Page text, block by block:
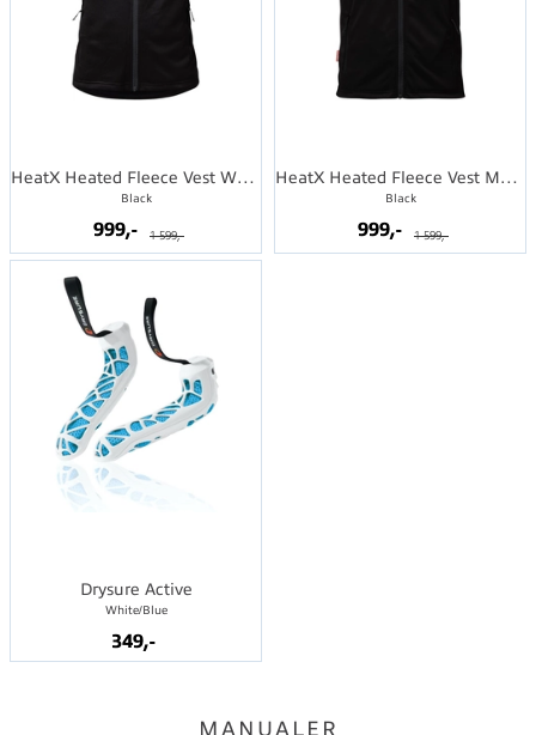
HeatX Heated Fleece Vest Womens
Black
999,- 1 599,-
HeatX Heated Fleece Vest Mens
Black
999,- 1 599,-
Drysure Active
White/Blue
349,-
MANUALER